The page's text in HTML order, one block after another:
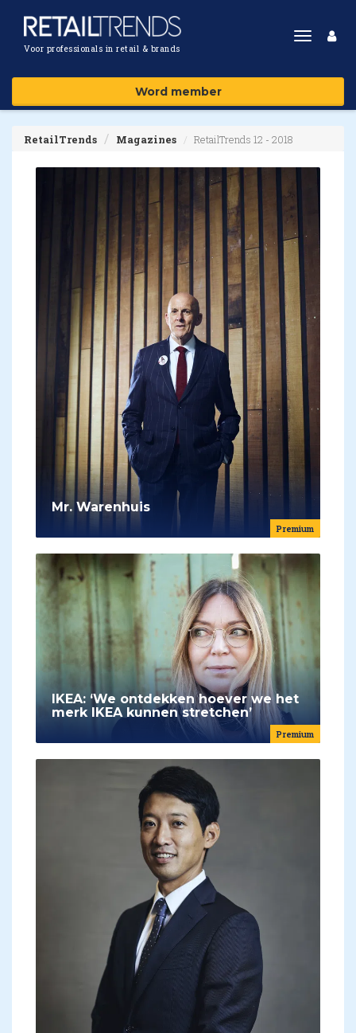
Voor professionals in retail & brands
Toggle
Word member
RetailTrends Magazines RetailTrends 12 - 2018
Premium
Mr. Warenhuis
Premium
IKEA: ‘We ontdekken hoever we het
merk IKEA kunnen stretchen’